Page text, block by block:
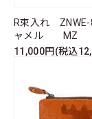
R束入れ
ャメル MZ
11,000円(税込